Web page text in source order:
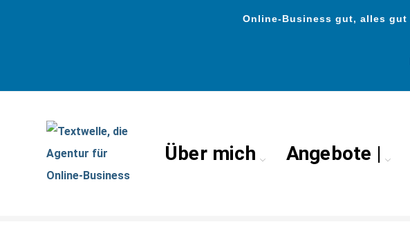
Online-Business gut, alles gut
Über mich Angebote |
Business-Beratung